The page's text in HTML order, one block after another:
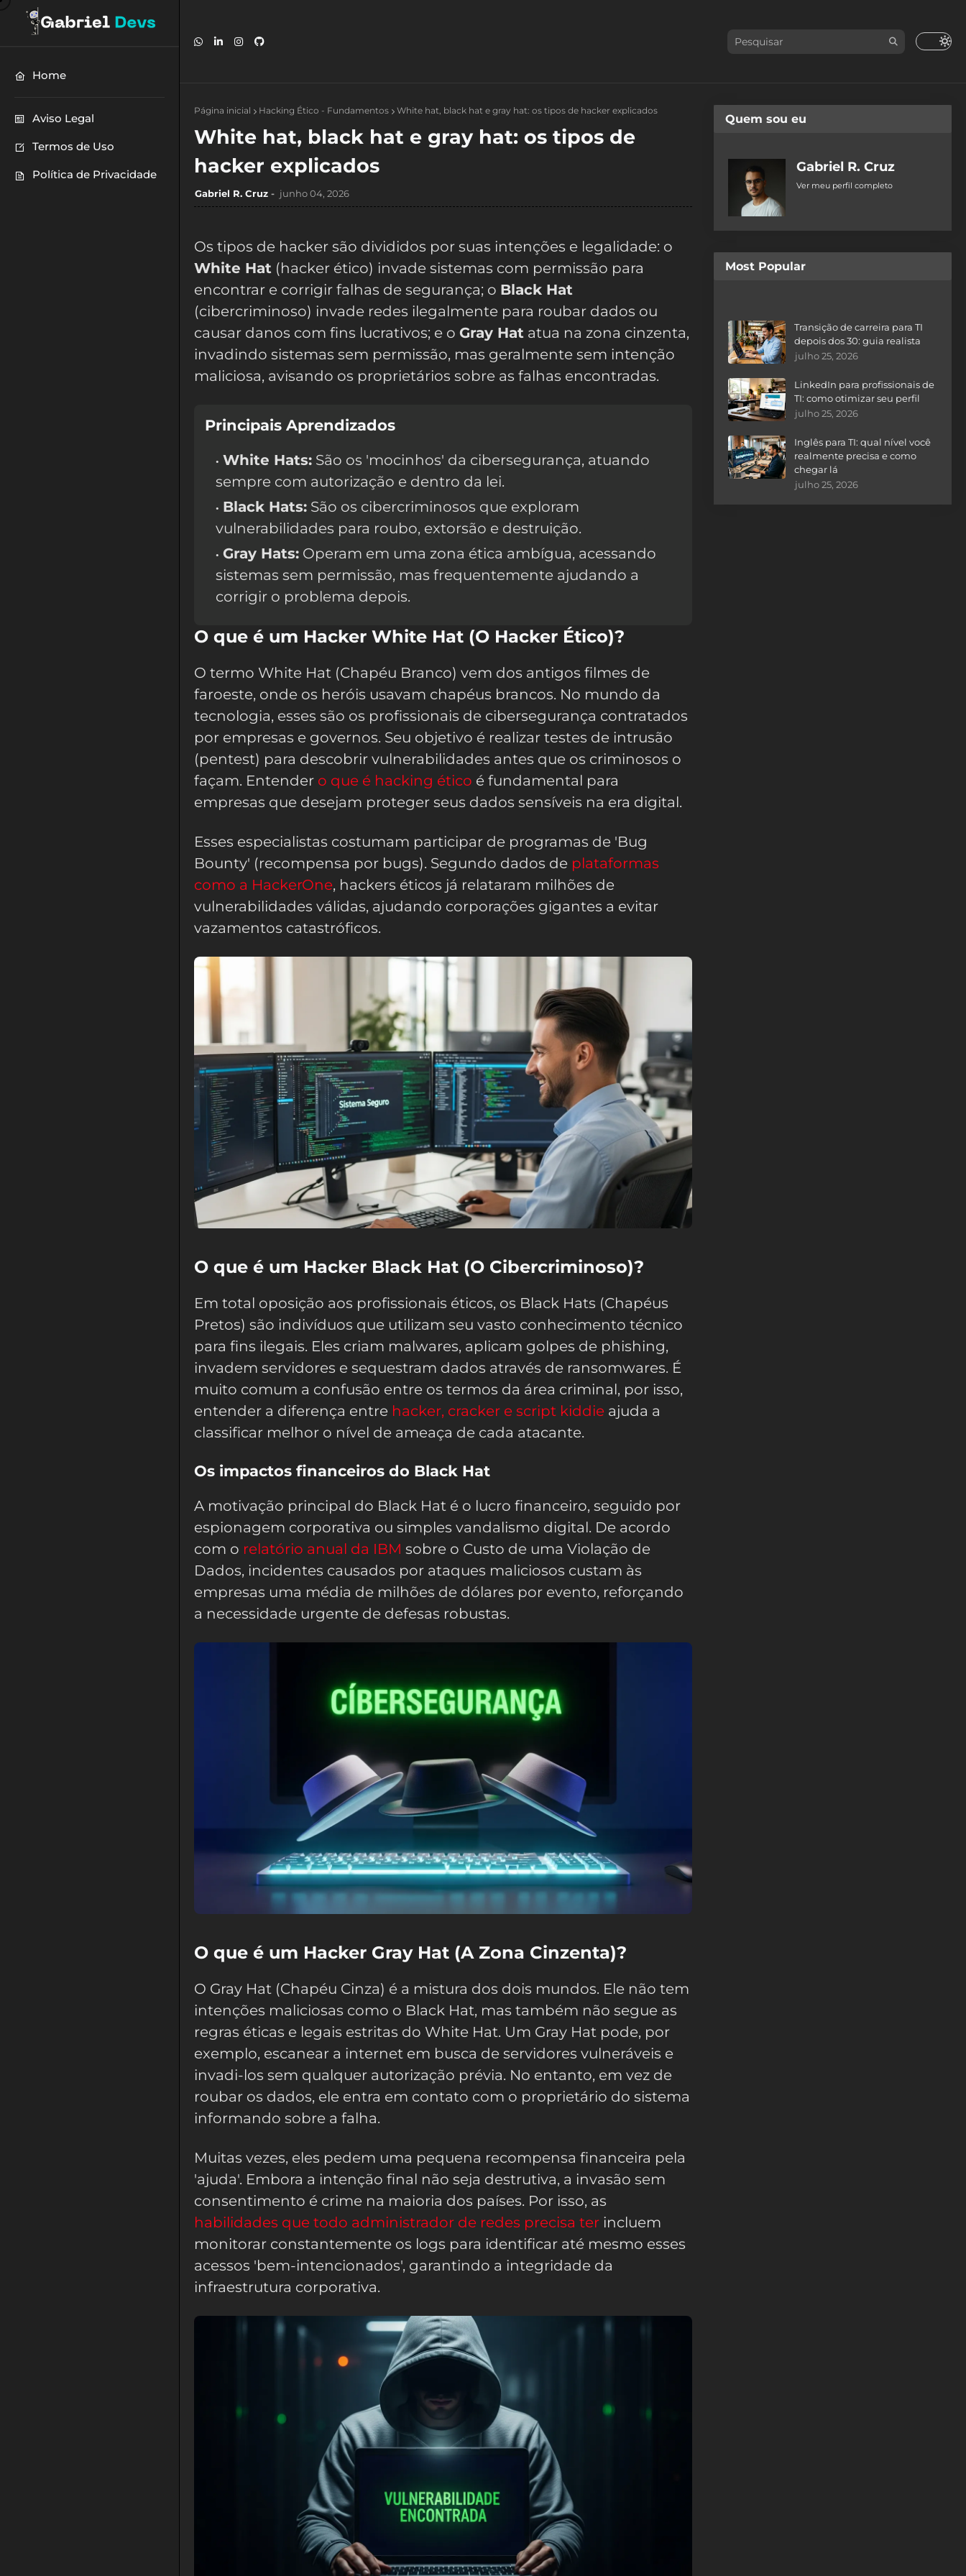
Home
Aviso Legal
Termos de Uso
Política de Privacidade
Página inicial Hacking Ético - Fundamentos White hat, black hat e gray hat: os tipos de hacker explicados
White hat, black hat e gray hat: os tipos de
hacker explicados
Gabriel R. Cruz junho 04, 2026
Os tipos de hacker são divididos por suas intenções e legalidade: o
White Hat (hacker ético) invade sistemas com permissão para
encontrar e corrigir falhas de segurança; o Black Hat
(cibercriminoso) invade redes ilegalmente para roubar dados ou
causar danos com fins lucrativos; e o Gray Hat atua na zona cinzenta,
invadindo sistemas sem permissão, mas geralmente sem intenção
maliciosa, avisando os proprietários sobre as falhas encontradas.
Principais Aprendizados
White Hats: São os 'mocinhos' da cibersegurança, atuando
sempre com autorização e dentro da lei.
Black Hats: São os cibercriminosos que exploram
vulnerabilidades para roubo, extorsão e destruição.
Gray Hats: Operam em uma zona ética ambígua, acessando
sistemas sem permissão, mas frequentemente ajudando a
corrigir o problema depois.
O que é um Hacker White Hat (O Hacker Ético)?
O termo White Hat (Chapéu Branco) vem dos antigos filmes de
faroeste, onde os heróis usavam chapéus brancos. No mundo da
tecnologia, esses são os profissionais de cibersegurança contratados
por empresas e governos. Seu objetivo é realizar testes de intrusão
(pentest) para descobrir vulnerabilidades antes que os criminosos o
façam. Entender o que é hacking ético é fundamental para
empresas que desejam proteger seus dados sensíveis na era digital.
Esses especialistas costumam participar de programas de 'Bug
Bounty' (recompensa por bugs). Segundo dados de plataformas
como a HackerOne, hackers éticos já relataram milhões de
vulnerabilidades válidas, ajudando corporações gigantes a evitar
vazamentos catastróficos.
O que é um Hacker Black Hat (O Cibercriminoso)?
Em total oposição aos profissionais éticos, os Black Hats (Chapéus
Pretos) são indivíduos que utilizam seu vasto conhecimento técnico
para fins ilegais. Eles criam malwares, aplicam golpes de phishing,
invadem servidores e sequestram dados através de ransomwares. É
muito comum a confusão entre os termos da área criminal, por isso,
entender a diferença entre hacker, cracker e script kiddie ajuda a
classificar melhor o nível de ameaça de cada atacante.
Os impactos financeiros do Black Hat
A motivação principal do Black Hat é o lucro financeiro, seguido por
espionagem corporativa ou simples vandalismo digital. De acordo
com o relatório anual da IBM sobre o Custo de uma Violação de
Dados, incidentes causados por ataques maliciosos custam às
empresas uma média de milhões de dólares por evento, reforçando
a necessidade urgente de defesas robustas.
O que é um Hacker Gray Hat (A Zona Cinzenta)?
O Gray Hat (Chapéu Cinza) é a mistura dos dois mundos. Ele não tem
intenções maliciosas como o Black Hat, mas também não segue as
regras éticas e legais estritas do White Hat. Um Gray Hat pode, por
exemplo, escanear a internet em busca de servidores vulneráveis e
invadi-los sem qualquer autorização prévia. No entanto, em vez de
roubar os dados, ele entra em contato com o proprietário do sistema
informando sobre a falha.
Muitas vezes, eles pedem uma pequena recompensa financeira pela
'ajuda'. Embora a intenção final não seja destrutiva, a invasão sem
consentimento é crime na maioria dos países. Por isso, as
habilidades que todo administrador de redes precisa ter incluem
monitorar constantemente os logs para identificar até mesmo esses
acessos 'bem-intencionados', garantindo a integridade da
infraestrutura corporativa.
Quem sou eu
Gabriel R. Cruz
Ver meu perfil completo
Most Popular
Transição de carreira para TI
depois dos 30: guia realista
julho 25, 2026
LinkedIn para profissionais de
TI: como otimizar seu perfil
julho 25, 2026
Inglês para TI: qual nível você
realmente precisa e como
chegar lá
julho 25, 2026